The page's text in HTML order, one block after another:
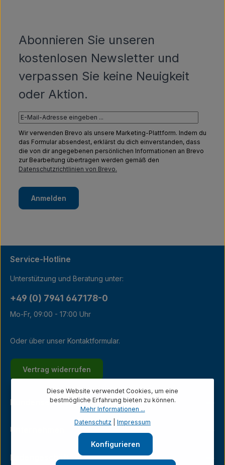
Abonnieren Sie unseren
kostenlosen Newsletter und
verpassen Sie keine Neuigkeit
oder Aktion.
Wir verwenden Brevo als unsere Marketing-Plattform. Indem du
das Formular absendest, erklärst du dich einverstanden, dass
die von dir angegebenen persönlichen Informationen an Brevo
zur Bearbeitung übertragen werden gemäß den
Datenschutzrichtlinien von Brevo.
Anmelden
Service-Hotline
Unterstützung und Beratung unter:
+49 (0) 7941 647178-0
Mo-Fr, 09:00 - 17:00 Uhr
Oder über unser Kontaktformular.
Vertrag widerrufen
Kundenservice
Unternehmen
Ladengeschäft
Diese Website verwendet Cookies, um eine
bestmögliche Erfahrung bieten zu können.
Mehr Informationen ...
Datenschutz
Impressum
Konfigurieren